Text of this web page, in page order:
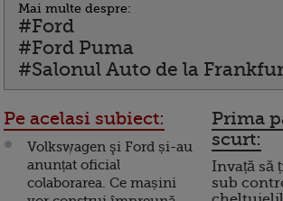
Mai multe despre:
#Ford
#Ford Puma
#Salonul Auto de la
Pe acelasi subiect:
Volkswagen şi Ford și-au
anunțat oficial
colaborarea. Ce mașini
Prima
scurt:
Invață să
sub